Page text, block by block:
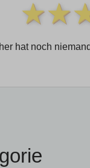
hat noch